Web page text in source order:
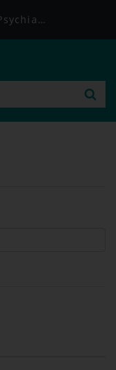
Bücher zu Psychotherapie & Psychiatrie | Mabuse-Verlag